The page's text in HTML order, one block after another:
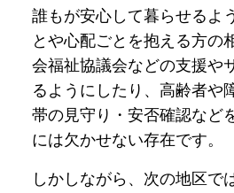
誰もが安心して暮らせるよ
とや心配ごとを抱える方の
会福祉協議会などの支援や
るようにしたり、高齢者や
帯の見守り・安否確認など
には欠かせない存在です。
しかしながら、次の地区で